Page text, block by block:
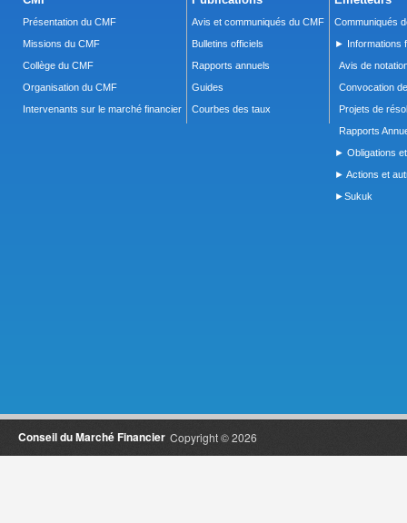
Présentation du CMF
Missions du CMF
Collège du CMF
Organisation du CMF
Intervenants sur le marché financier
Avis et communiqués du CMF
Bulletins officiels
Rapports annuels
Guides
Courbes des taux
Communiqués
► Informations
Avis de
Convocation
Projets de
Rapports
► Obligations
► Actions et
►Sukuk
Copyright © 2026
Conseil du Marché Financier